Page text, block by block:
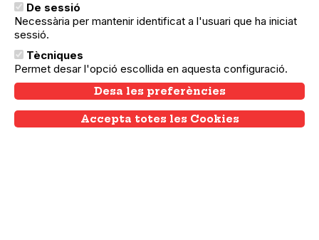
L’agenda del teixit
associatiu i comunitari de
Barcelona
Amb el suport de:
De sessió
Necessària per mantenir identificat a l'usuari que ha iniciat
sessió.
Tècniques
Permet desar l'opció escollida en aquesta configuració.
Desa les preferències
Accepta totes les Cookies
Withdraw consent